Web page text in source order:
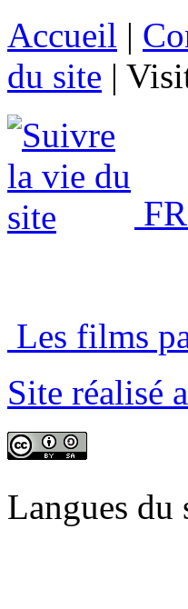
Accueil |
du site |
FR
Les films
Site réalisé
Langues du